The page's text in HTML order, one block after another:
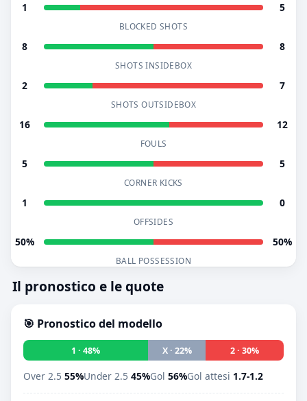
1 5
BLOCKED SHOTS
8 8
SHOTS INSIDEBOX
2 7
SHOTS OUTSIDEBOX
16 12
FOULS
5 5
CORNER KICKS
1 0
OFFSIDES
50% 50%
BALL POSSESSION
Il pronostico e le quote
🎯 Pronostico del modello
1 · 48% X · 22% 2 · 30%
Over 2.5 55%Under 2.5 45%Gol 56%Gol attesi 1.7-1.2